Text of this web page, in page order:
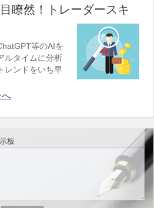
瞭然！トレーダースキ
等のAIを
ルタイムに分析
レンドをいち早
へ
板